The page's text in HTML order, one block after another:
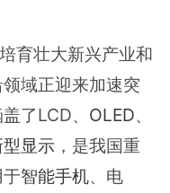
育壮大新兴产业和
域正迎来加速突
了LCD、 OLED、
型显示 ，是我国重
智能手机、电